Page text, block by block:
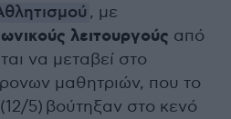
, με
λειτουργούς από
να μεταβεί στο
μαθητριών, που το
5) βούτηξαν στο κενό